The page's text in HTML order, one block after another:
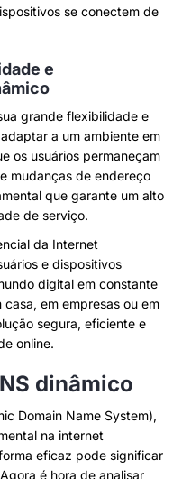
se conectem de
e
grande flexibilidade e
a um ambiente em
os usuários permaneçam
mudanças de endereço
que garante um alto
de serviço.
da Internet
e dispositivos
digital em constante
em empresas ou em
segura, eficiente e
online.
dinâmico
Domain Name System),
na internet
eficaz pode significar
é hora de analisar